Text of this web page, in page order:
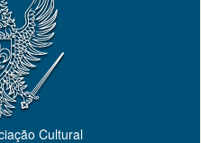
Cultural